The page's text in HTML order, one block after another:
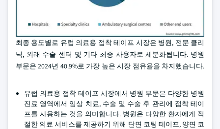
최종 용도별로 유럽 의료용 접착 테이프 시장은 병원, 전문 클리
닉, 외래 수술 센터 및 기타 최종 사용자로 세분화됩니다. 병원
부문은 2024년 40.9%로 가장 높은 시장 점유율을 차지했습니다.
유럽 의료용 접착 테이프 시장에서 병원 부문은 다양한 병원
진료 영역에서 임상 치료, 수술 및 수술 후 관리에 접착 테이
프를 사용하는 것을 의미합니다. 병원은 다양한 환자에게 적
절한 의료 서비스를 제공하기 위해 단면 코팅 테이프, 양면 코